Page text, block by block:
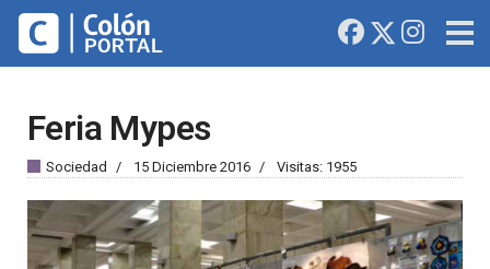
Feria Mypes
Sociedad 15 Diciembre 2016 Visitas: 1955